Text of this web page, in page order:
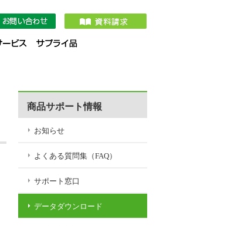
商品サポート情報
お知らせ
よくある質問集（FAQ）
サポート窓口
データダウンロード